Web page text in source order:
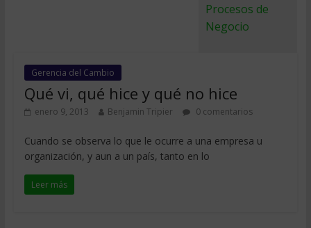
Procesos de
Negocio
Gerencia del Cambio
Qué vi, qué hice y qué no hice
enero 9, 2013 Benjamin Tripier 0 comentarios
Cuando se observa lo que le ocurre a una empresa u
organización, y aun a un país, tanto en lo
Leer más